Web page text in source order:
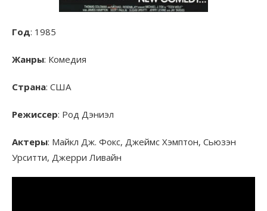
Год: 1985
Жанры: Комедия
Страна: США
Режиссер: Род Дэниэл
Актеры: Майкл Дж. Фокс, Джеймс Хэмптон, Сьюзэн
Урситти, Джерри Ливайн